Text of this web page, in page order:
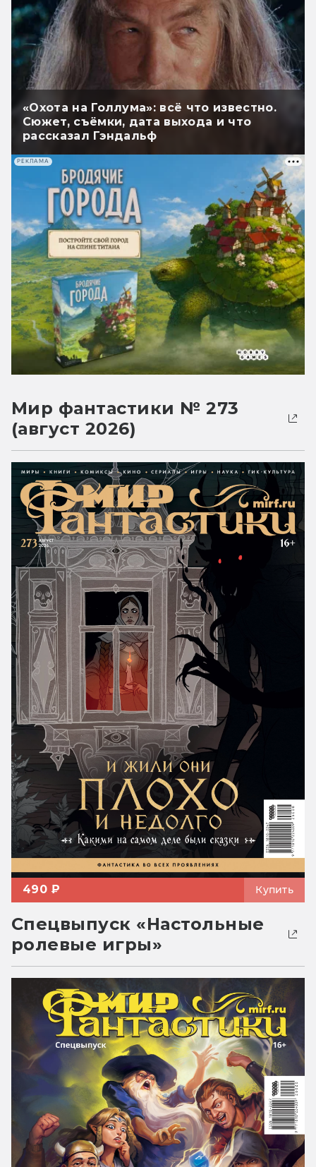
«Охота на Голлума»: всё что известно.
Сюжет, съёмки, дата выхода и что
рассказал Гэндальф
РЕКЛАМА
Мир фантастики № 273
(август 2026)
490 ₽ Купить
Спецвыпуск «Настольные
ролевые игры»